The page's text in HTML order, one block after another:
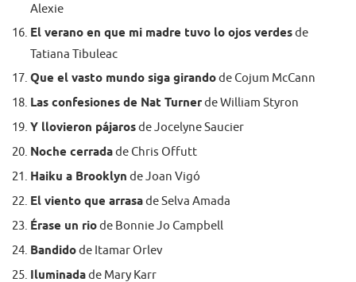
Alexie
El verano en que mi madre tuvo lo ojos verdesde
Tatiana Tibuleac
Que el vasto mundo siga girandode Cojum McCann
Las confesiones de Nat Turnerde William Styron
Y llovieron pájarosde Jocelyne Saucier
Noche cerradade Chris Offutt
Haiku a Brooklyn de Joan Vigó
El viento que arrasade Selva Amada
Érase un riode Bonnie Jo Campbell
Bandidode Itamar Orlev
Iluminadade Mary Karr